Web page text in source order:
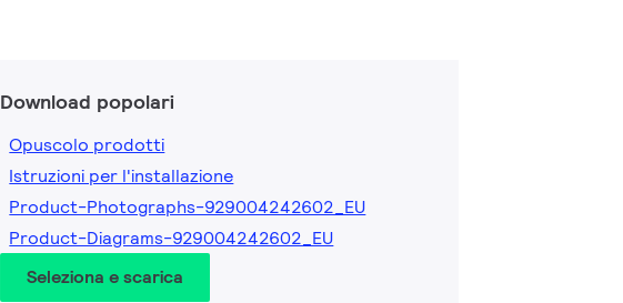
Download popolari
Opuscolo prodotti
Istruzioni per l'installazione
Product-Photographs-929004242602_EU
Product-Diagrams-929004242602_EU
Seleziona e scarica